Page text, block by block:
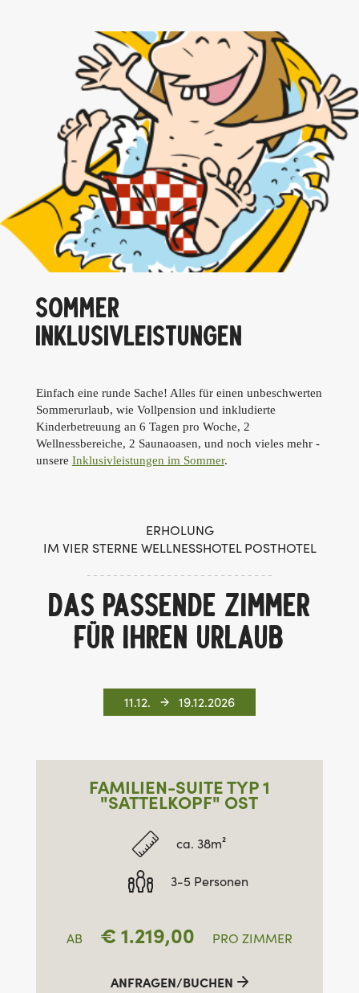
SOMMER
INKLUSIVLEISTUNGEN
Einfach eine runde Sache! Alles für einen unbeschwerten
Sommerurlaub, wie Vollpension und inkludierte
Kinderbetreuung an 6 Tagen pro Woche, 2
Wellnessbereiche, 2 Saunaoasen, und noch vieles mehr -
unsere Inklusivleistungen im Sommer.
ERHOLUNG
IM VIER STERNE WELLNESSHOTEL POSTHOTEL
DAS PASSENDE ZIMMER
FÜR IHREN URLAUB
11.12. 19.12.2026
FAMILIEN-SUITE TYP 1
"SATTELKOPF" OST
ca. 38m²
3-5 Personen
AB € 1.219,00 PRO ZIMMER
ANFRAGEN/BUCHEN